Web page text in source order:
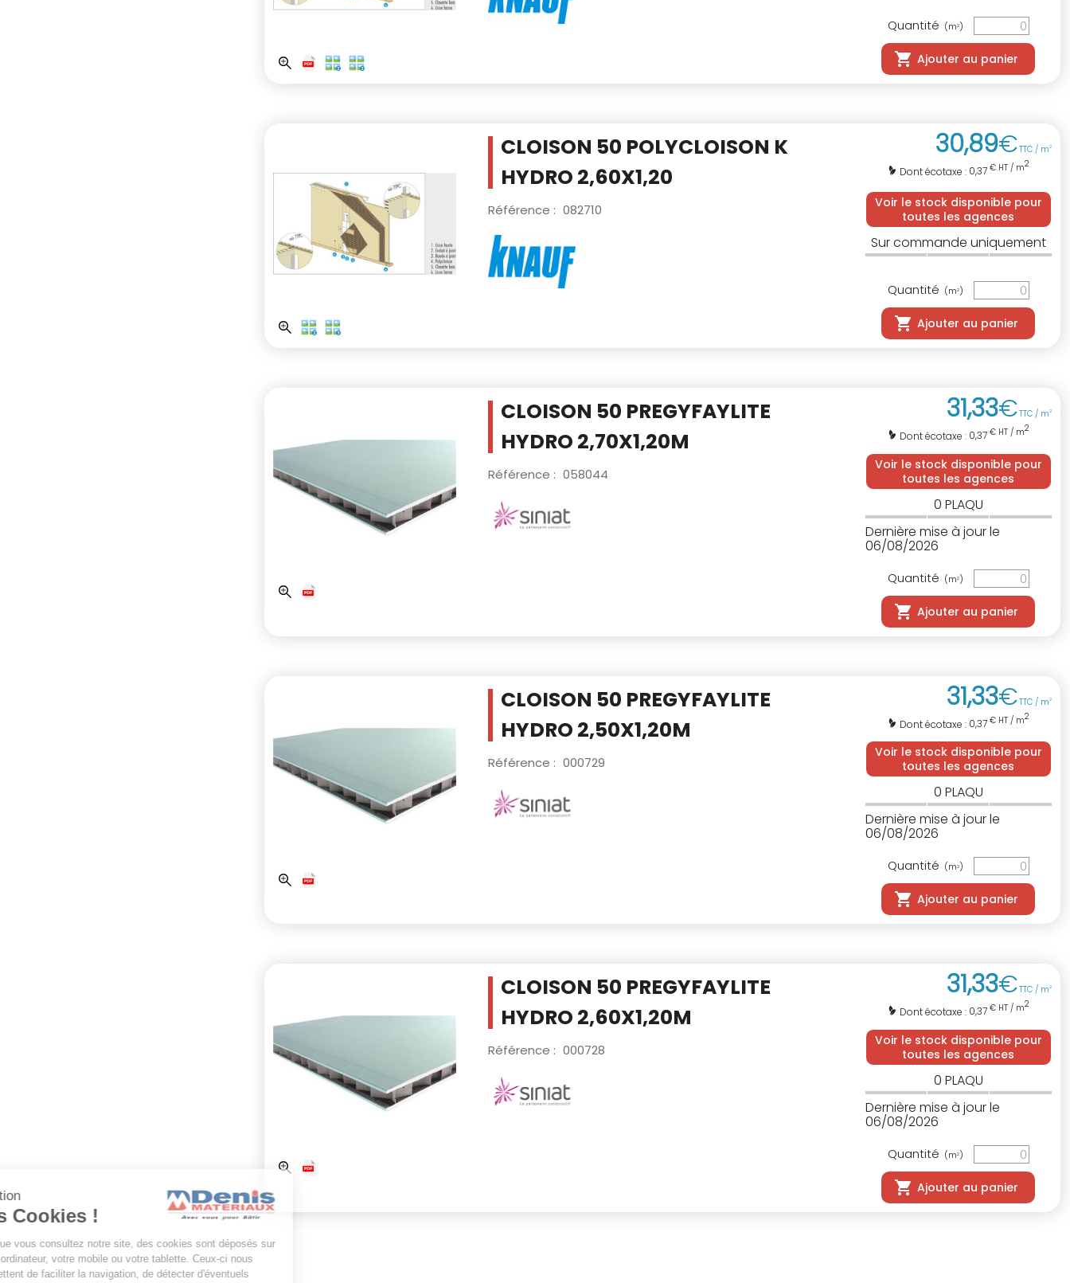
Quantité (m2)
Ajouter au panier
CLOISON 50 POLYCLOISON K
HYDRO 2,60X1,20
Référence : 082710
30,89€TTC / m2
Dont écotaxe : 0,37€ HT / m2
Voir le stock disponible pour
toutes les agences
Sur commande uniquement
Quantité (m2)
Ajouter au panier
CLOISON 50 PREGYFAYLITE
HYDRO 2,70X1,20M
Référence : 058044
31,33€TTC / m2
Dont écotaxe : 0,37€ HT / m2
Voir le stock disponible pour
toutes les agences
0 PLAQU
Dernière mise à jour le
06/08/2026
Quantité (m2)
Ajouter au panier
CLOISON 50 PREGYFAYLITE
HYDRO 2,50X1,20M
Référence : 000729
31,33€TTC / m2
Dont écotaxe : 0,37€ HT / m2
Voir le stock disponible pour
toutes les agences
0 PLAQU
Dernière mise à jour le
06/08/2026
Quantité (m2)
Ajouter au panier
CLOISON 50 PREGYFAYLITE
HYDRO 2,60X1,20M
Référence : 000728
31,33€TTC / m2
Dont écotaxe : 0,37€ HT / m2
Voir le stock disponible pour
toutes les agences
0 PLAQU
Dernière mise à jour le
06/08/2026
Quantité (m2)
Ajouter au panier
des Cookies !
Lorsque vous consultez notre site, des cookies sont déposés sur
votre ordinateur, votre mobile ou votre tablette. Ceux-ci nous
permettent de faciliter la navigation, de détecter d'éventuels